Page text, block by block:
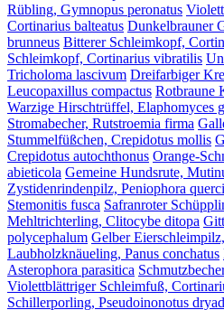
Rübling, Gymnopus peronatus
Cortinarius balteatus Dunkelbrauner
brunneus Bitterer Schleimkopf,
Schleimkopf, Cortinarius vibratilis
Tricholoma lascivum Dreifarbiger
Leucopaxillus compactus Rotbraune
Warzige Hirschtrüffel, Elaphomyces
Stromabecher, Rutstroemia firma
Stummelfüßchen, Crepidotus mollis
Crepidotus autochthonus Orange-
abieticola Gemeine Hundsrute,
Zystidenrindenpilz, Peniophora
Stemonitis fusca Safranroter
Mehltrichterling, Clitocybe ditopa
polycephalum Gelber
Laubholzknäueling, Panus conchatus
Asterophora parasitica
Violettblättriger Schleimfuß,
Schillerporling, Pseudoinonotus